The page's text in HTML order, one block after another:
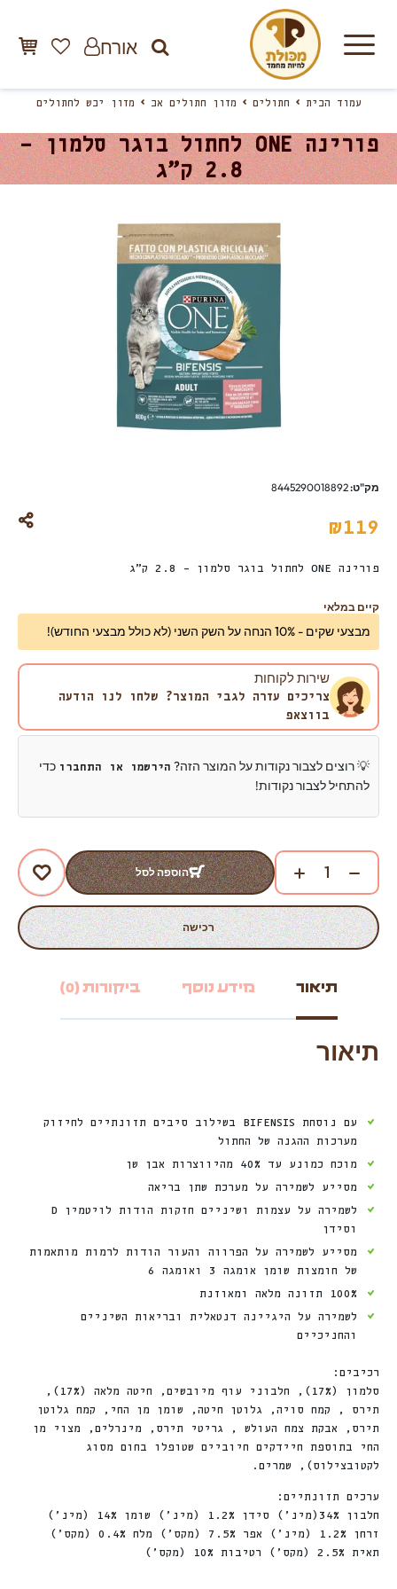
אורח
עמוד הבית חתולים מזון חתולים אב מזון יבש לחתולים
פורינה ONE לחתול בוגר סלמון –
2.8 ק”ג
מק"ט:8445290018892
₪119
פורינה ONE לחתול בוגר סלמון – 2.8 ק”ג
קיים במלאי
מבצעי שקים - 10% הנחה על השק השני (לא כולל מבצעי החודש)!
שירות לקוחות
צריכים עזרה לגבי המוצר? שלחו לנו הודעה
בווצאפ
💡 רוצים לצבור נקודות על המוצר הזה? הירשמו או התחברו כדי
להתחיל לצבור נקודות!
הוספה לסל
רכישה
תיאור מידע נוסף ביקורות (0)
תיאור
עם נוסחת BIFENSIS בשילוב סיבים תזונתיים לחיזוק
מערכות ההגנה של החתול
מוכח כמונע עד 40% מהיווצרות אבן שן
מסייע לשמירה על מערכת שתן בריאה
לשמירה על עצמות ושיניים חזקות הודות לויטמין D
וסידן
מסייע לשמירה על הפרווה והעור הודות לרמות מותאמות
של חומצות שומן אומגה 3 ואומגה 6
100% תזונה מלאה ומאוזנת
לשמירה על היגיינה דנטאלית ובריאות השיניים
והחניכיים
רכיבים:
סלמון (17%), חלבוני עוף מיובשים, חיטה מלאה (17%),
תירס , קמח סויה, גלוטן חיטה, שומן מן החי, קמח גלוטן
תירס, אבקת צמח העולש , גריטי תירס, מינרלים, מצוי מן
החי בתוספת חיידקים חיוביים שטופלו בחום מסוג
לקטובצילוס), שמרים.
ערכים תזונתיים:
חלבון 34%(מינ’) סידן 1.2% (מינ’) שומן 14% (מינ’)
זרחן 1.2% (מינ’) אפר 7.5% (מקס’) מלח 0.4% (מקס’)
תאית 2.5% (מקס’) רטיבות 10% (מקס’)